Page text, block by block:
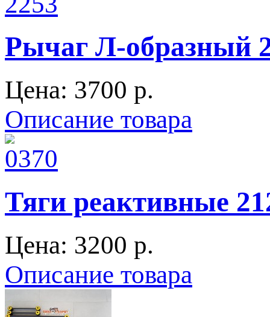
Рычаг Л-образный
Цена: 3700 p.
Описание товара
Тяги реактивные
Цена: 3200 p.
Описание товара